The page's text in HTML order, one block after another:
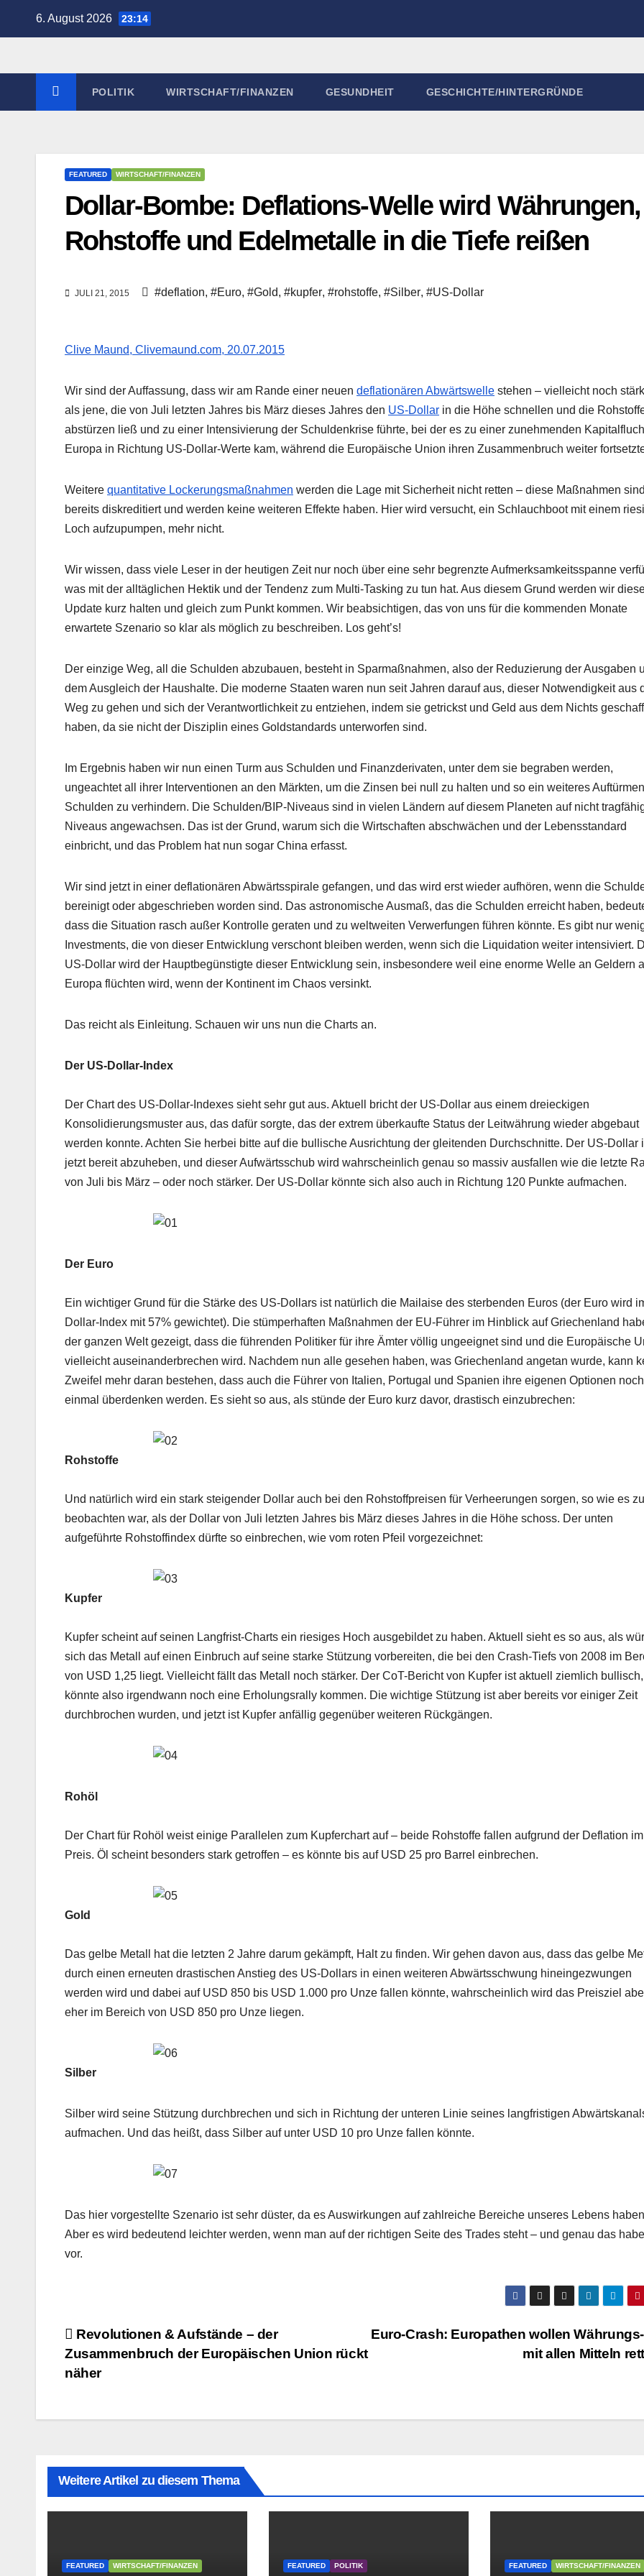
6. August 2026 23:14
POLITIK WIRTSCHAFT/FINANZEN GESUNDHEIT GESCHICHTE/HINTERGRÜNDE
FEATURED WIRTSCHAFT/FINANZEN
Dollar-Bombe: Deflations-Welle wird Währungen,
Rohstoffe und Edelmetalle in die Tiefe reißen
JULI 21, 2015 #deflation, #Euro, #Gold, #kupfer, #rohstoffe, #Silber, #US-Dollar
Clive Maund, Clivemaund.com, 20.07.2015
Wir sind der Auffassung, dass wir am Rande einer neuen deflationären Abwärtswelle stehen – vielleicht noch
als jene, die von Juli letzten Jahres bis März dieses Jahres den US-Dollar in die Höhe schnellen und die
abstürzen ließ und zu einer Intensivierung der Schuldenkrise führte, bei der es zu einer zunehmenden
Europa in Richtung US-Dollar-Werte kam, während die Europäische Union ihren Zusammenbruch weiter
Weitere quantitative Lockerungsmaßnahmen werden die Lage mit Sicherheit nicht retten – diese Maßnahmen sind
bereits diskreditiert und werden keine weiteren Effekte haben. Hier wird versucht, ein Schlauchboot mit einem
Loch aufzupumpen, mehr nicht.
Wir wissen, dass viele Leser in der heutigen Zeit nur noch über eine sehr begrenzte Aufmerksamkeitsspanne
was mit der alltäglichen Hektik und der Tendenz zum Multi-Tasking zu tun hat. Aus diesem Grund werden wir
Update kurz halten und gleich zum Punkt kommen. Wir beabsichtigen, das von uns für die kommenden Monate
erwartete Szenario so klar als möglich zu beschreiben. Los geht’s!
Der einzige Weg, all die Schulden abzubauen, besteht in Sparmaßnahmen, also der Reduzierung der Ausgaben
dem Ausgleich der Haushalte. Die moderne Staaten waren nun seit Jahren darauf aus, dieser Notwendigkeit aus
Weg zu gehen und sich der Verantwortlichkeit zu entziehen, indem sie getrickst und Geld aus dem Nichts
haben, da sie nicht der Disziplin eines Goldstandards unterworfen sind.
Im Ergebnis haben wir nun einen Turm aus Schulden und Finanzderivaten, unter dem sie begraben werden,
ungeachtet all ihrer Interventionen an den Märkten, um die Zinsen bei null zu halten und so ein weiteres
Schulden zu verhindern. Die Schulden/BIP-Niveaus sind in vielen Ländern auf diesem Planeten auf nicht
Niveaus angewachsen. Das ist der Grund, warum sich die Wirtschaften abschwächen und der Lebensstandard
einbricht, und das Problem hat nun sogar China erfasst.
Wir sind jetzt in einer deflationären Abwärtsspirale gefangen, und das wird erst wieder aufhören, wenn die
bereinigt oder abgeschrieben worden sind. Das astronomische Ausmaß, das die Schulden erreicht haben,
dass die Situation rasch außer Kontrolle geraten und zu weltweiten Verwerfungen führen könnte. Es gibt nur
Investments, die von dieser Entwicklung verschont bleiben werden, wenn sich die Liquidation weiter intensiviert.
US-Dollar wird der Hauptbegünstigte dieser Entwicklung sein, insbesondere weil eine enorme Welle an Geldern
Europa flüchten wird, wenn der Kontinent im Chaos versinkt.
Das reicht als Einleitung. Schauen wir uns nun die Charts an.
Der US-Dollar-Index
Der Chart des US-Dollar-Indexes sieht sehr gut aus. Aktuell bricht der US-Dollar aus einem dreieckigen
Konsolidierungsmuster aus, das dafür sorgte, das der extrem überkaufte Status der Leitwährung wieder abgebaut
werden konnte. Achten Sie herbei bitte auf die bullische Ausrichtung der gleitenden Durchschnitte. Der US-Dollar
jetzt bereit abzuheben, und dieser Aufwärtsschub wird wahrscheinlich genau so massiv ausfallen wie die letzte
von Juli bis März – oder noch stärker. Der US-Dollar könnte sich also auch in Richtung 120 Punkte aufmachen.
Der Euro
Ein wichtiger Grund für die Stärke des US-Dollars ist natürlich die Mailaise des sterbenden Euros (der Euro wird
Dollar-Index mit 57% gewichtet). Die stümperhaften Maßnahmen der EU-Führer im Hinblick auf Griechenland
der ganzen Welt gezeigt, dass die führenden Politiker für ihre Ämter völlig ungeeignet sind und die Europäische
vielleicht auseinanderbrechen wird. Nachdem nun alle gesehen haben, was Griechenland angetan wurde, kann
Zweifel mehr daran bestehen, dass auch die Führer von Italien, Portugal und Spanien ihre eigenen Optionen noch
einmal überdenken werden. Es sieht so aus, als stünde der Euro kurz davor, drastisch einzubrechen:
Rohstoffe
Und natürlich wird ein stark steigender Dollar auch bei den Rohstoffpreisen für Verheerungen sorgen, so wie es zu
beobachten war, als der Dollar von Juli letzten Jahres bis März dieses Jahres in die Höhe schoss. Der unten
aufgeführte Rohstoffindex dürfte so einbrechen, wie vom roten Pfeil vorgezeichnet:
Kupfer
Kupfer scheint auf seinen Langfrist-Charts ein riesiges Hoch ausgebildet zu haben. Aktuell sieht es so aus, als
sich das Metall auf einen Einbruch auf seine starke Stützung vorbereiten, die bei den Crash-Tiefs von 2008 im
von USD 1,25 liegt. Vielleicht fällt das Metall noch stärker. Der CoT-Bericht von Kupfer ist aktuell ziemlich
könnte also irgendwann noch eine Erholungsrally kommen. Die wichtige Stützung ist aber bereits vor einiger Zeit
durchbrochen wurden, und jetzt ist Kupfer anfällig gegenüber weiteren Rückgängen.
Rohöl
Der Chart für Rohöl weist einige Parallelen zum Kupferchart auf – beide Rohstoffe fallen aufgrund der Deflation im
Preis. Öl scheint besonders stark getroffen – es könnte bis auf USD 25 pro Barrel einbrechen.
Gold
Das gelbe Metall hat die letzten 2 Jahre darum gekämpft, Halt zu finden. Wir gehen davon aus, dass das gelbe
durch einen erneuten drastischen Anstieg des US-Dollars in einen weiteren Abwärtsschwung hineingezwungen
werden wird und dabei auf USD 850 bis USD 1.000 pro Unze fallen könnte, wahrscheinlich wird das Preisziel
eher im Bereich von USD 850 pro Unze liegen.
Silber
Silber wird seine Stützung durchbrechen und sich in Richtung der unteren Linie seines langfristigen
aufmachen. Und das heißt, dass Silber auf unter USD 10 pro Unze fallen könnte.
Das hier vorgestellte Szenario ist sehr düster, da es Auswirkungen auf zahlreiche Bereiche unseres Lebens
Aber es wird bedeutend leichter werden, wenn man auf der richtigen Seite des Trades steht – und genau das
vor.
Beitragsnavigation
Euro-Crash: Europathen wollen
mit allen Mitteln
Revolutionen & Aufstände – der
Zusammenbruch der Europäischen Union rückt
näher
Weitere Artikel zu diesem Thema
FEATURED WIRTSCHAFT/FINANZEN FEATURED POLITIK FEATURED WIRTSCHAFT/FINANZEN